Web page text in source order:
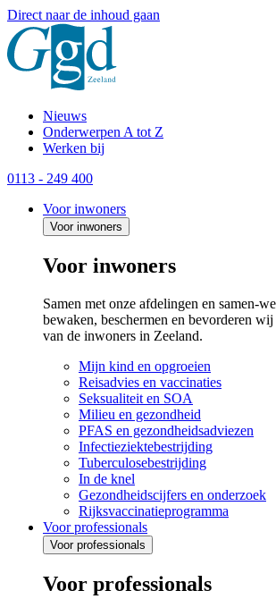
Direct naar de inhoud gaan
Nieuws
Onderwerpen A tot Z
Werken bij
0113 - 249 400
Voor inwoners
Voor inwoners
Voor inwoners
Samen met onze afdelingen en samen-
bewaken, beschermen en bevorderen
van de inwoners in Zeeland.
Mijn kind en opgroeien
Reisadvies en vaccinaties
Seksualiteit en SOA
Milieu en gezondheid
PFAS en gezondheidsadviezen
Infectieziektebestrijding
Tuberculosebestrijding
In de knel
Gezondheidscijfers en onderzoek
Rijksvaccinatieprogramma
Voor professionals
Voor professionals
Voor professionals